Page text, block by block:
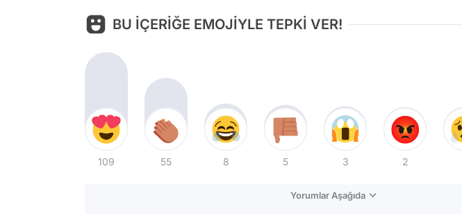
BU İÇERİĞE EMOJİYLE TEPKİ VER!
109 55 8 5 3 2
Yorumlar Aşağıda